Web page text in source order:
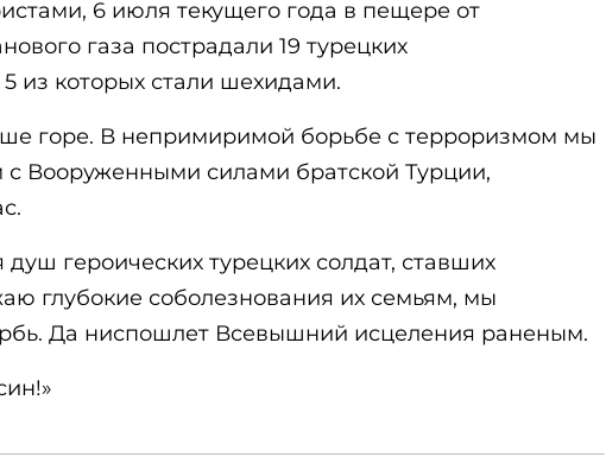
6 июля текущего года в пещере от
газа пострадали 19 турецких
из которых стали шехидами.
горе. В непримиримой борьбе с терроризмом мы
Вооруженными силами братской Турции,
героических турецких солдат, ставших
глубокие соболезнования их семьям, мы
Да ниспошлет Всевышний исцеления раненым.